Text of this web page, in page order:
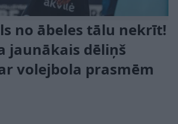
no ābeles tālu nekrīt!
jaunākais dēliņš
volejbola prasmēm